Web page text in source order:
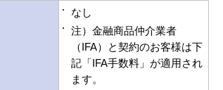
なし
注）金融商品仲介業者
（IFA）と契約のお客様は下
記「IFA手数料」が適用され
ます。